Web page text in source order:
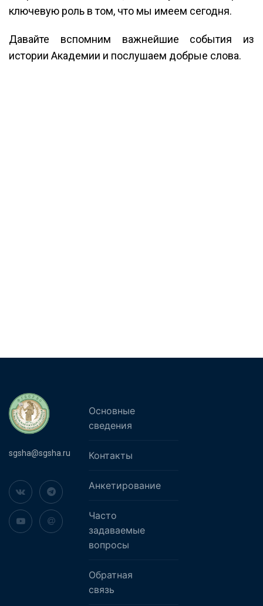
ключевую роль в том, что мы имеем сегодня.
Давайте вспомним важнейшие события из
истории Академии и послушаем добрые слова.
sgsha@sgsha.ru
Основные
сведения
Контакты
Анкетирование
Часто
задаваемые
вопросы
Обратная
связь